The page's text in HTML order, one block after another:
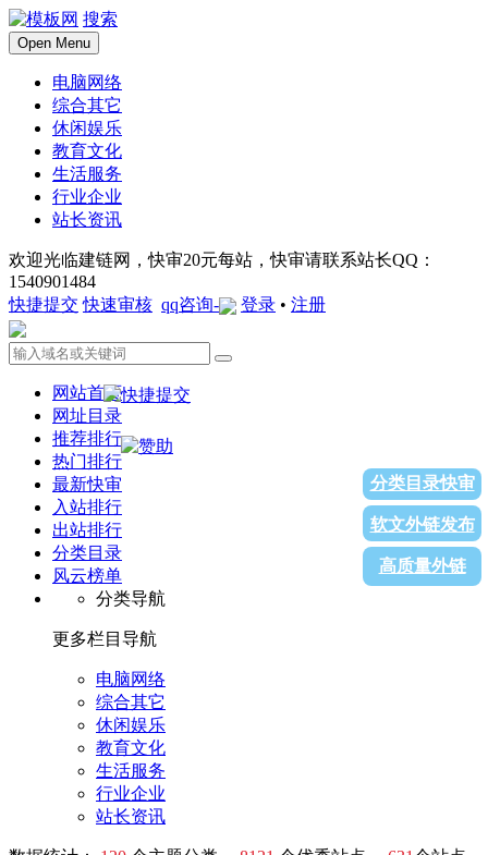
搜索
Open Menu
电脑网络
综合其它
休闲娱乐
教育文化
生活服务
行业企业
站长资讯
欢迎光临建链网，快审20元每站，快审请联系站长QQ：
1540901484
快捷提交 快速审核 qq咨询- 登录 • 注册
网站首页
网址目录
推荐排行
热门排行
最新快审
入站排行
出站排行
分类目录
风云榜单
分类导航
更多栏目导航
电脑网络
综合其它
休闲娱乐
教育文化
生活服务
行业企业
站长资讯
分类目录快审
软文外链发布
高质量外链